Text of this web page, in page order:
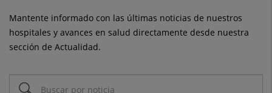
Mantente informado con las últimas noticias de nuestros
hospitales y avances en salud directamente desde nuestra
sección de Actualidad.